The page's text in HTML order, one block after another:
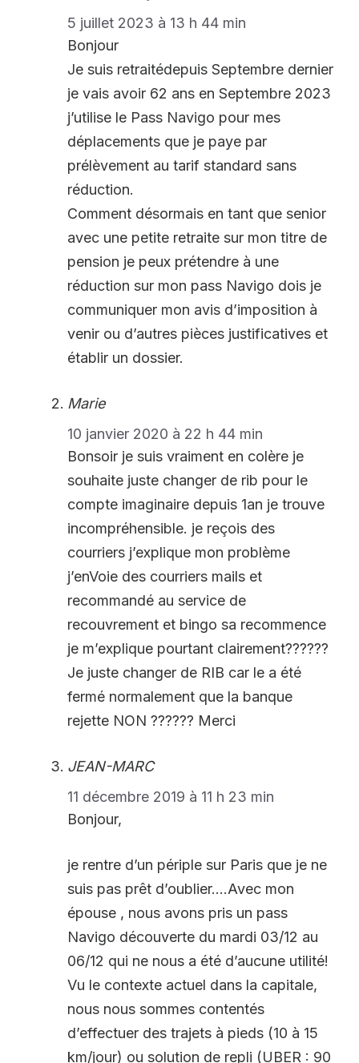
5 juillet 2023 à 13 h 44 min
Bonjour
Je suis retraitédepuis Septembre dernier
je vais avoir 62 ans en Septembre 2023
j’utilise le Pass Navigo pour mes
déplacements que je paye par
prélèvement au tarif standard sans
réduction.
Comment désormais en tant que senior
avec une petite retraite sur mon titre de
pension je peux prétendre à une
réduction sur mon pass Navigo dois je
communiquer mon avis d’imposition à
venir ou d’autres pièces justificatives et
établir un dossier.
Marie
10 janvier 2020 à 22 h 44 min
Bonsoir je suis vraiment en colère je
souhaite juste changer de rib pour le
compte imaginaire depuis 1an je trouve
incompréhensible. je reçois des
courriers j’explique mon problème
j’enVoie des courriers mails et
recommandé au service de
recouvrement et bingo sa recommence
je m’explique pourtant clairement??????
Je juste changer de RIB car le a été
fermé normalement que la banque
rejette NON ?????? Merci
JEAN-MARC
11 décembre 2019 à 11 h 23 min
Bonjour,
je rentre d’un périple sur Paris que je ne
suis pas prêt d’oublier….Avec mon
épouse , nous avons pris un pass
Navigo découverte du mardi 03/12 au
06/12 qui ne nous a été d’aucune utilité!
Vu le contexte actuel dans la capitale,
nous nous sommes contentés
d’effectuer des trajets à pieds (10 à 15
km/jour) ou solution de repli (UBER : 90